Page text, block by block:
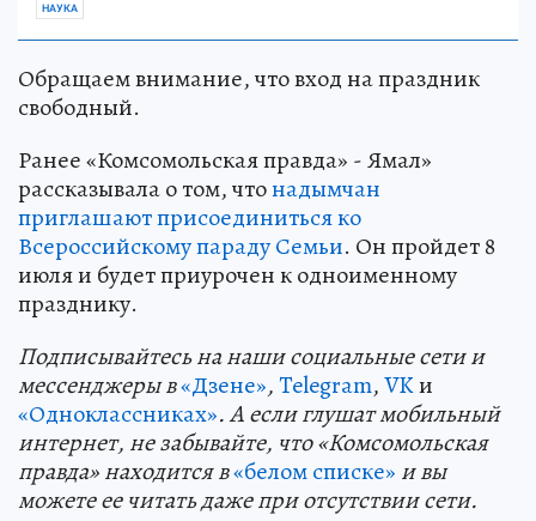
НАУКА
Обращаем внимание, что вход на праздник
свободный.
Ранее «Комсомольская правда» - Ямал»
рассказывала о том, чтонадымчан
приглашают присоединиться ко
Всероссийскому параду Семьи. Он пройдет 8
июля и будет приурочен к одноименному
празднику.
Подписывайтесь на наши социальные сети и
мессенджеры в«Дзене»,Telegram,VKи
«Одноклассниках». А если глушат мобильный
интернет, не забывайте, что «Комсомольская
правда» находится в«белом списке» и вы
можете ее читать даже при отсутствии сети.